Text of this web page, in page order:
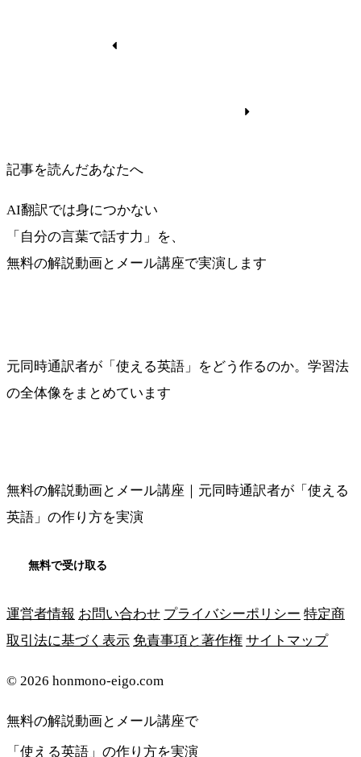
記事を読んだあなたへ
AI翻訳では身につかない
「自分の言葉で話す力」を、
無料の解説動画とメール講座で実演します
元同時通訳者が「使える英語」をどう作るのか。学習法
の全体像をまとめています
無料の解説動画とメール講座｜元同時通訳者が「使える
英語」の作り方を実演
無料で受け取る
運営者情報 お問い合わせ プライバシーポリシー 特定商
取引法に基づく表示 免責事項と著作権 サイトマップ
© 2026 honmono-eigo.com
無料の解説動画とメール講座で
「使える英語」の作り方を実演